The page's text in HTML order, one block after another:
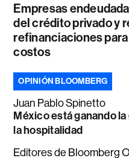
Empresas
del crédito privado y
refinanciaciones
costos
OPINIÓN BLOOMBERG
Juan Pablo Spinetto
México está ganando
la hospitalidad
Editores de Bloomberg